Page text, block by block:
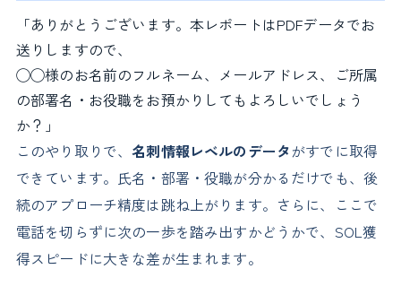
「ありがとうございます。本レポートはPDFデータでお
送りしますので、
◯◯様のお名前のフルネーム、メールアドレス、ご所属
の部署名・お役職をお預かりしてもよろしいでしょう
か？」
このやり取りで、名刺情報レベルのデータがすでに取得
できています。氏名・部署・役職が分かるだけでも、後
続のアプローチ精度は跳ね上がります。さらに、ここで
電話を切らずに次の一歩を踏み出すかどうかで、SOL獲
得スピードに大きな差が生まれます。